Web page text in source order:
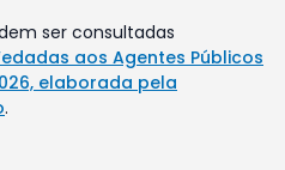
ser consultadas
aos Agentes Públicos
elaborada pela
.